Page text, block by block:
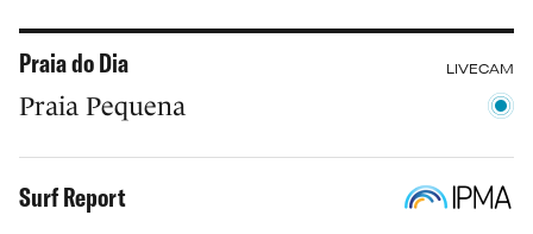
Praia do Dia LIVECAM
Praia Pequena
Surf Report